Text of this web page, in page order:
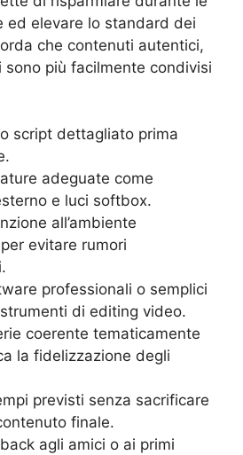
ed elevare lo standard dei
che contenuti autentici,
più facilmente condivisi
script dettagliato prima
adeguate come
e luci softbox.
all’ambiente
evitare rumori
professionali o semplici
di editing video.
coerente tematicamente
la fidelizzazione degli
previsti senza sacrificare
finale.
agli amici o ai primi